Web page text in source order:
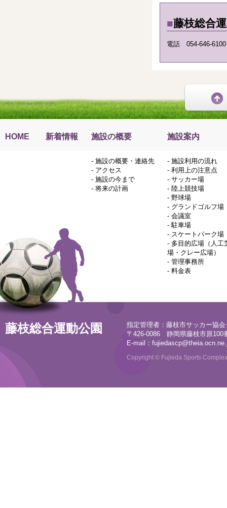
■藤枝総合
電話 054-646-
HOME 新着情報 施設の概要 施設案内
- 施設の概要・連絡先
- アクセス
- 施設の今まで
- 将来の計画
- 施設利用の流れ
- 利用上の注意点
- サッカー場
- 陸上競技場
- 野球場
- グランドゴルフ場
- 会議室
- 駐車場
- スケートパーク場
- 多目的広場（人工
場・クレー広場）
- 管理事務所
- 料金表
藤枝総合運動公園
指定管理者：藤枝市サッカー協
〒426-0086 静岡県藤枝市原100
E-mail：
Copyright © Fujieda Sports